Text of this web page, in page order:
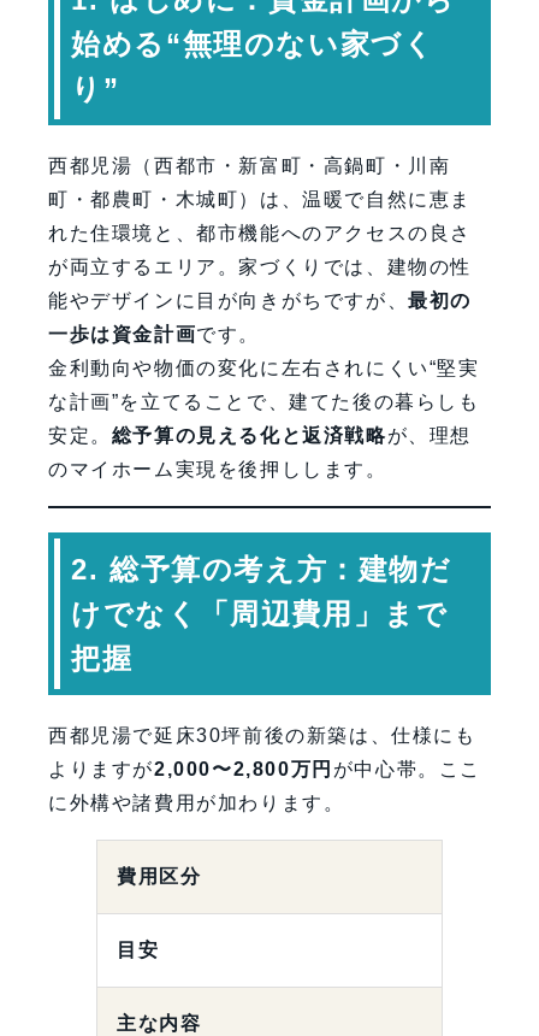
6. ランニングコストを下げる“性能”へ
の投資
7. スケジュールと意思決定のコツ
8. 専門家コメント
9. よくある質問（FAQ）
10. まとめ
お問い合わせはこちら
始める“無理のない家づく
り”
西都児湯（西都市・新富町・高鍋町・川南
町・都農町・木城町）は、温暖で自然に恵ま
れた住環境と、都市機能へのアクセスの良さ
が両立するエリア。家づくりでは、建物の性
能やデザインに目が向きがちですが、最初の
一歩は資金計画です。
金利動向や物価の変化に左右されにくい“堅実
な計画”を立てることで、建てた後の暮らしも
安定。 総予算の見える化と返済戦略が、理想
のマイホーム実現を後押しします。
2. 総予算の考え方：建物だ
けでなく「周辺費用」まで
把握
西都児湯で延床30坪前後の新築は、仕様にも
よりますが2,000〜2,800万円 が中心帯。ここ
に外構や諸費用が加わります。
費用区分
目安
主な内容